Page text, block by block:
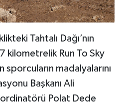
Tahtalı Dağı’nın
kilometrelik Run To Sky
madalyalarını
Başkanı Ali
Polat Dede